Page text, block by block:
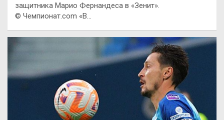
защитника Марио Фернандеса в «Зенит».
© Чемпионат.com «В…